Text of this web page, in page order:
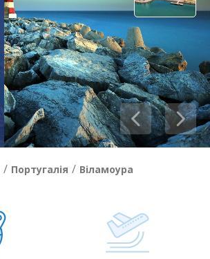
/ Португалія / Віламоура